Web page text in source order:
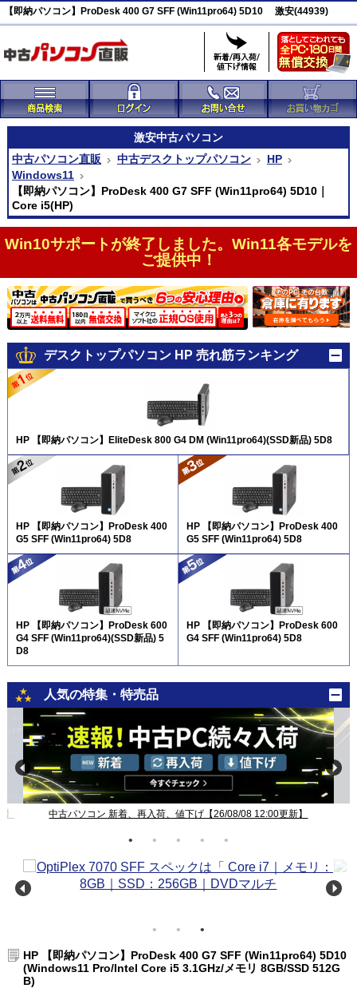
【即納パソコン】ProDesk 400 G7 SFF (Win11pro64) 5D10 激安(44939)
激安中古パソコン
中古パソコン直販
中古デスクトップパソコン
HP
Windows11
【即納パソコン】ProDesk 400 G7 SFF (Win11pro64) 5D10｜
Core i5(HP)
Win10サポートが終了しました。Win11各モデルを
ご提供中！
デスクトップパソコン HP 売れ筋ランキング
HP 【即納パソコン】EliteDesk 800 G4 DM (Win11pro64)(SSD新品) 5D8
HP 【即納パソコン】ProDesk 400
G5 SFF (Win11pro64) 5D8
HP 【即納パソコン】ProDesk 400
G5 SFF (Win11pro64) 5D8
HP 【即納パソコン】ProDesk 600
G4 SFF (Win11pro64)(SSD新品) 5
D8
HP 【即納パソコン】ProDesk 600
G4 SFF (Win11pro64) 5D8
人気の特集・特売品
中古パソコン 新着、再入荷、値下げ【26/08/08 12:00更新】
HP 【即納パソコン】ProDesk 400 G7 SFF (Win11pro64) 5D10
(Windows11 Pro/Intel Core i5 3.1GHz/メモリ 8GB/SSD 512G
B)